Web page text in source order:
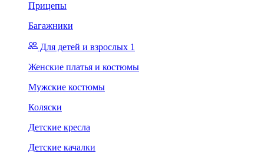
Прицепы
Багажники
Для детей и взрослых 1
Женские платья и костюмы
Мужские костюмы
Коляски
Детские кресла
Детские качалки